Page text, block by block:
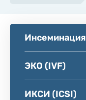
Инсеминация
ЭКО (IVF)
ИКСИ (ICSI)